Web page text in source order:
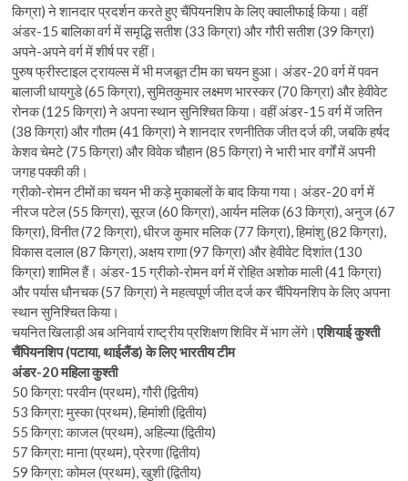
किग्रा) ने शानदार प्रदर्शन करते हुए चैंपियनशिप के लिए क्वालीफाई किया। वहीं
अंडर-15 बालिका वर्ग में समृद्धि सतीश (33 किग्रा) और गौरी सतीश (39 किग्रा)
अपने-अपने वर्ग में शीर्ष पर रहीं।
पुरुष फ्रीस्टाइल ट्रायल्स में भी मजबूत टीम का चयन हुआ। अंडर-20 वर्ग में पवन
बालाजी धायगुडे (65 किग्रा), सुमितकुमार लक्ष्मण भारस्कर (70 किग्रा) और हेवीवेट
रोनक (125 किग्रा) ने अपना स्थान सुनिश्चित किया। वहीं अंडर-15 वर्ग में जतिन
(38 किग्रा) और गौतम (41 किग्रा) ने शानदार रणनीतिक जीत दर्ज की, जबकि हर्षद
केशव चेमटे (75 किग्रा) और विवेक चौहान (85 किग्रा) ने भारी भार वर्गों में अपनी
जगह पक्की की।
ग्रीको-रोमन टीमों का चयन भी कड़े मुकाबलों के बाद किया गया। अंडर-20 वर्ग में
नीरज पटेल (55 किग्रा), सूरज (60 किग्रा), आर्यन मलिक (63 किग्रा), अनुज (67
किग्रा), विनीत (72 किग्रा), धीरज कुमार मलिक (77 किग्रा), हिमांशु (82 किग्रा),
विकास दलाल (87 किग्रा), अक्षय राणा (97 किग्रा) और हेवीवेट दिशांत (130
किग्रा) शामिल हैं। अंडर-15 ग्रीको-रोमन वर्ग में रोहित अशोक माली (41 किग्रा)
और पर्यास धौनचक (57 किग्रा) ने महत्वपूर्ण जीत दर्ज कर चैंपियनशिप के लिए अपना
स्थान सुनिश्चित किया।
चयनित खिलाड़ी अब अनिवार्य राष्ट्रीय प्रशिक्षण शिविर में भाग लेंगे।एशियाई कुश्ती
चैंपियनशिप (पटाया, थाईलैंड) के लिए भारतीय टीम
अंडर-20 महिला कुश्ती
50 किग्रा: परवीन (प्रथम), गौरी (द्वितीय)
53 किग्रा: मुस्का (प्रथम), हिमांशी (द्वितीय)
55 किग्रा: काजल (प्रथम), अहिल्या (द्वितीय)
57 किग्रा: माना (प्रथम), प्रेरणा (द्वितीय)
59 किग्रा: कोमल (प्रथम), खुशी (द्वितीय)